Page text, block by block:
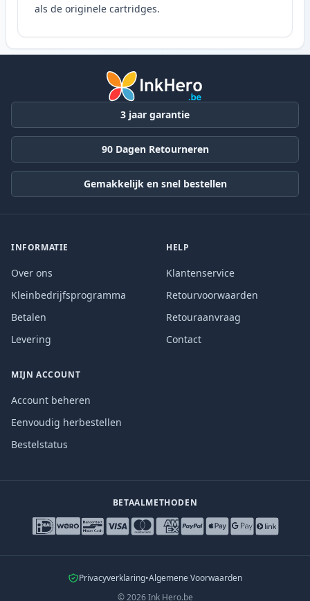
als de originele cartridges.
3 jaar garantie
90 Dagen Retourneren
Gemakkelijk en snel bestellen
INFORMATIE
Over ons
Kleinbedrijfsprogramma
Betalen
Levering
HELP
Klantenservice
Retourvoorwaarden
Retouraanvraag
Contact
MIJN ACCOUNT
Account beheren
Eenvoudig herbestellen
Bestelstatus
BETAALMETHODEN
Privacyverklaring•Algemene Voorwaarden
©2026 Ink Hero.be